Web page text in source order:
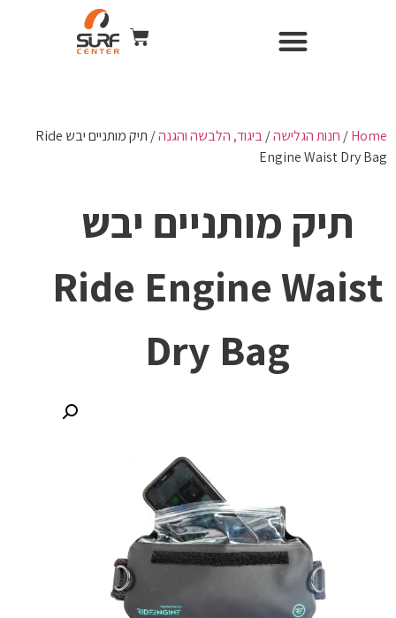
Home
/ חנות הגלישה/ביגוד, הלבשה והגנה
/ תיק מותניים יבש Ride
Engine Waist Dry Bag
תיק מותניים יבש
Ride Engine Waist
Dry Bag